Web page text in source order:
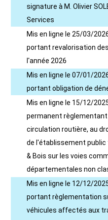
signature à M. Olivier
Services
Mis en ligne le 25/03/
portant revalorisation
l'année 2026
Mis en ligne le 07/01/
portant obligation de
Mis en ligne le 15/12/
permanent
circulation routière, au
de l'établissement
& Bois sur les voies
départementales non
Mis en ligne le 12/12/
portant règlementation
véhicules affectés aux